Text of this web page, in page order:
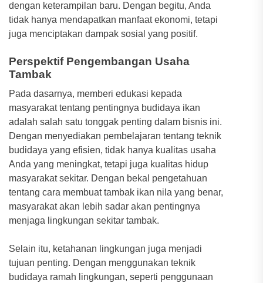
dengan keterampilan baru. Dengan begitu, Anda
tidak hanya mendapatkan manfaat ekonomi, tetapi
juga menciptakan dampak sosial yang positif.
Perspektif Pengembangan Usaha
Tambak
Pada dasarnya, memberi edukasi kepada
masyarakat tentang pentingnya budidaya ikan
adalah salah satu tonggak penting dalam bisnis ini.
Dengan menyediakan pembelajaran tentang teknik
budidaya yang efisien, tidak hanya kualitas usaha
Anda yang meningkat, tetapi juga kualitas hidup
masyarakat sekitar. Dengan bekal pengetahuan
tentang cara membuat tambak ikan nila yang benar,
masyarakat akan lebih sadar akan pentingnya
menjaga lingkungan sekitar tambak.
Selain itu, ketahanan lingkungan juga menjadi
tujuan penting. Dengan menggunakan teknik
budidaya ramah lingkungan, seperti penggunaan